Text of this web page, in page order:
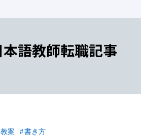
語教師転職記事
教案 書き方